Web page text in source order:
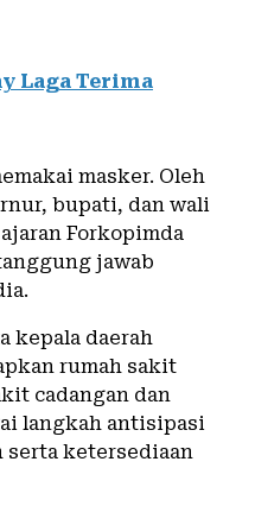
Laga Terima
masker. Oleh
bupati, dan wali
Forkopimda
jawab
kepala daerah
rumah sakit
cadangan dan
langkah antisipasi
serta ketersediaan